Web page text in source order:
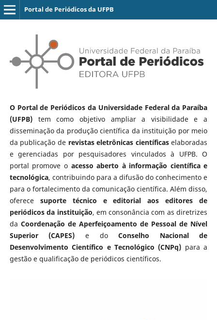
Portal de Periódicos da UFPB
O Portal de Periódicos da Universidade Federal da Paraíba
(UFPB)tem como objetivo ampliar a visibilidade e a
disseminação da produção científica da instituição por meio
da publicação de revistas eletrônicas científicaselaboradas
e gerenciadas por pesquisadores vinculados à UFPB. O
portal promove o acesso aberto à informação científica e
tecnológica, contribuindo para a difusão do conhecimento e
para o fortalecimento da comunicação científica. Além disso,
oferece suporte técnico e editorial aos editores de
periódicos da instituição, em consonância com as diretrizes
da Coordenação de Aperfeiçoamento de Pessoal de Nível
Superior (CAPES) e doConselho Nacional de
Desenvolvimento Científico e Tecnológico (CNPq) para a
gestão e qualificação de periódicos científicos.